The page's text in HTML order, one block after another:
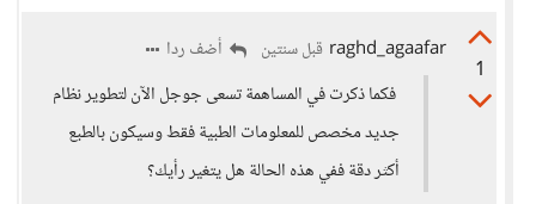
1
raghd_agaafar قبل سنتين
أضف ردا
فكما ذكرت في المساهمة تسعى جوجل الآن لتطوير نظام
جديد مخصص للمعلومات الطبية فقط وسيكون بالطبع
أكثر دقة ففي هذه الحالة هل يتغير رأيك؟